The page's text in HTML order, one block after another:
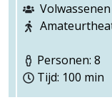
Volwassenen
Personen: 8
Tijd: 100 min